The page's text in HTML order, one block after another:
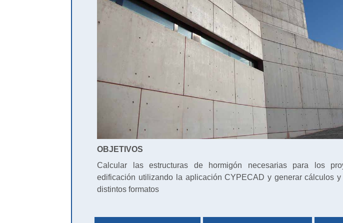
OBJETIVOS
Calcular las estructuras de hormigón necesarias para los
edificación utilizando la aplicación CYPECAD y generar cálculos y
distintos formatos